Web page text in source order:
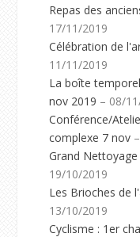
Repas des
17/11/2019
Célébration de
11/11/2019
La boîte
nov 2019 – 08/
Conférence/
complexe 7 nov
Grand
19/10/2019
Les Brioches de
13/10/2019
Cyclisme : 1er